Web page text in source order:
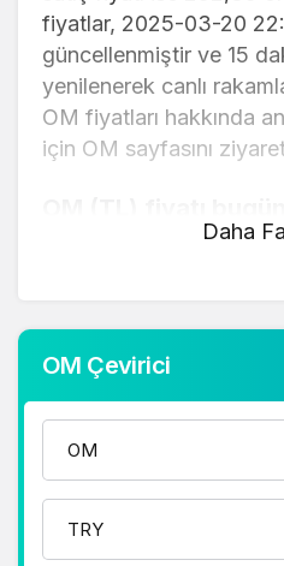
fiyatlar, 2025-03-20
güncellenmiştir ve 15
yenilenerek canlı
OM fiyatları hakkında
için OM sayfasını
göstermiştir..
üstünde yer alan çevirici
mevcut fiyatlar
şekilde çevirme
gerçekleştirebilirsiniz.
Daha
OM Çevirici